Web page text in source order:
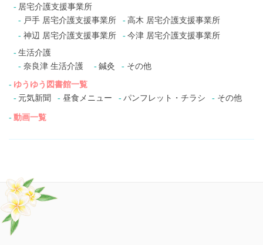
居宅介護支援事業所
戸手 居宅介護支援事業所
高木 居宅介護支援事業所
神辺 居宅介護支援事業所
今津 居宅介護支援事業所
生活介護
奈良津 生活介護
鍼灸 その他
ゆうゆう図書館一覧
元気新聞
昼食メニュー パンフレット・チラシ その他
動画一覧